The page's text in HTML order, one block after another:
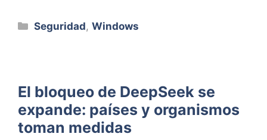
Categorías
Seguridad,Windows
El bloqueo de DeepSeek se
expande: países y organismos
toman medidas